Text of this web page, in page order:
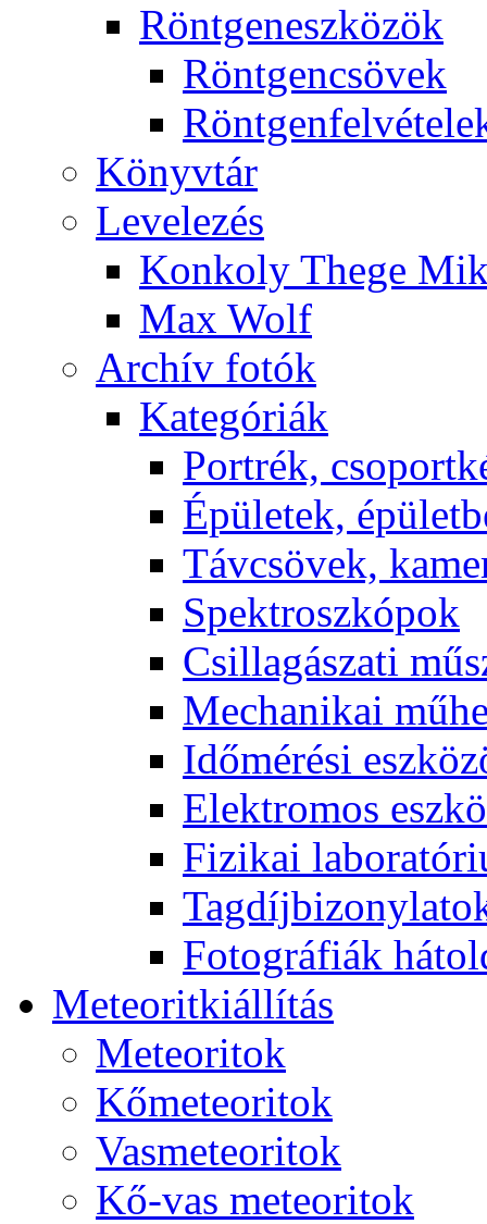
Rönt­gen­esz­kö­zök
Rönt­gen­csö­vek
Könyv­tár
Le­ve­le­zés
Kon­koly The­ge
Max Wolf
Ar­chív fo­tók
Ka­te­gó­ri­ák
Port­rék,
Épü­le­tek,
Táv­csö­vek,
Spekt­rosz­kó­pok
Csil­la­gá­sza­ti
Me­cha­ni­kai
Idő­mé­ré­si
Elekt­ro­mos
Fi­zi­kai
Fo­tog­rá­fi­ák
Me­te­o­rit­ki­ál­lí­tás
Me­te­o­ri­tok
Kő­me­te­o­ri­tok
Vas­me­te­o­ri­tok
Kő-vas me­te­o­ri­tok